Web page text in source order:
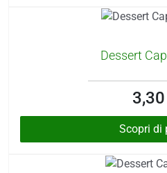
Dessert
Scopri di